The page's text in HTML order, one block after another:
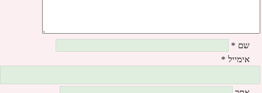
שם *
אימייל *